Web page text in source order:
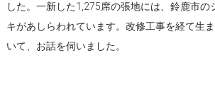
した。一新した1,275席の張地には、鈴鹿市の
キがあしらわれています。改修工事を経て生
いて、お話を伺いました。